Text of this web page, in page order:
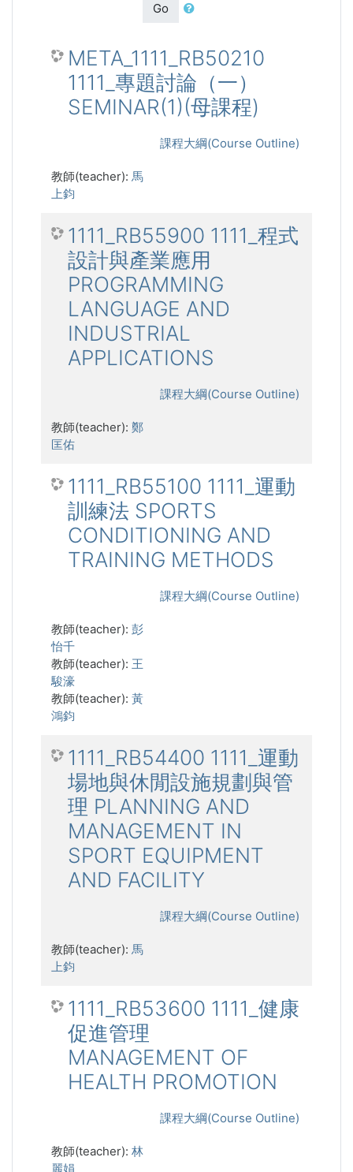
Go
META_1111_RB50210
1111_專題討論（一）
SEMINAR(1)(母課程)
課程大綱(Course Outline)
教師(teacher): 馬
上鈞
1111_RB55900 1111_程式
設計與產業應用
PROGRAMMING
LANGUAGE AND
INDUSTRIAL
APPLICATIONS
課程大綱(Course Outline)
教師(teacher): 鄭
匡佑
1111_RB55100 1111_運動
訓練法 SPORTS
CONDITIONING AND
TRAINING METHODS
課程大綱(Course Outline)
教師(teacher): 彭
怡千
教師(teacher): 王
駿濠
教師(teacher): 黃
鴻鈞
1111_RB54400 1111_運動
場地與休閒設施規劃與管
理 PLANNING AND
MANAGEMENT IN
SPORT EQUIPMENT
AND FACILITY
課程大綱(Course Outline)
教師(teacher): 馬
上鈞
1111_RB53600 1111_健康
促進管理
MANAGEMENT OF
HEALTH PROMOTION
課程大綱(Course Outline)
教師(teacher): 林
麗娟